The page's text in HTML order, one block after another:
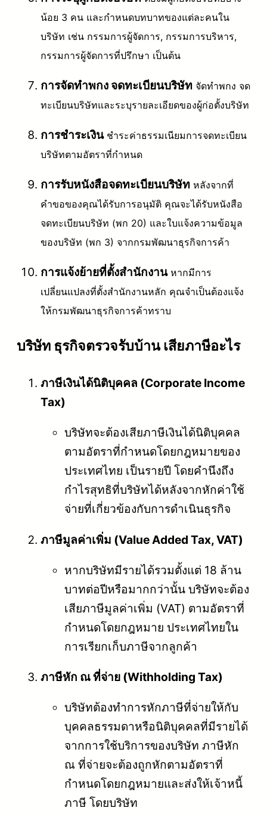
น้อย 3 คน และกำหนดบทบาทของแต่ละคนใน
บริษัท เช่น กรรมการผู้จัดการ, กรรมการบริหาร,
กรรมการผู้จัดการที่ปรึกษา เป็นต้น
การจัดทำพกง จดทะเบียนบริษัท จัดทำพกง จด
ทะเบียนบริษัทและระบุรายละเอียดของผู้ก่อตั้งบริษัท
การชำระเงิน ชำระค่าธรรมเนียมการจดทะเบียน
บริษัทตามอัตราที่กำหนด
การรับหนังสือจดทะเบียนบริษัท หลังจากที่
คำขอของคุณได้รับการอนุมัติ คุณจะได้รับหนังสือ
จดทะเบียนบริษัท (พก 20) และใบแจ้งความข้อมูล
ของบริษัท (พก 3) จากกรมพัฒนาธุรกิจการค้า
การแจ้งย้ายที่ตั้งสำนักงาน หากมีการ
เปลี่ยนแปลงที่ตั้งสำนักงานหลัก คุณจำเป็นต้องแจ้ง
ให้กรมพัฒนาธุรกิจการค้าทราบ
บริษัท ธุรกิจตรวจรับบ้าน เสียภาษีอะไร
ภาษีเงินได้นิติบุคคล (Corporate Income
Tax)
บริษัทจะต้องเสียภาษีเงินได้นิติบุคคล
ตามอัตราที่กำหนดโดยกฎหมายของ
ประเทศไทย เป็นรายปี โดยคำนึงถึง
กำไรสุทธิที่บริษัทได้หลังจากหักค่าใช้
จ่ายที่เกี่ยวข้องกับการดำเนินธุรกิจ
ภาษีมูลค่าเพิ่ม (Value Added Tax, VAT)
หากบริษัทมีรายได้รวมตั้งแต่ 18 ล้าน
บาทต่อปีหรือมากกว่านั้น บริษัทจะต้อง
เสียภาษีมูลค่าเพิ่ม (VAT) ตามอัตราที่
กำหนดโดยกฎหมาย ประเทศไทยใน
การเรียกเก็บภาษีจากลูกค้า
ภาษีหัก ณ ที่จ่าย (Withholding Tax)
บริษัทต้องทำการหักภาษีที่จ่ายให้กับ
บุคคลธรรมดาหรือนิติบุคคลที่มีรายได้
จากการใช้บริการของบริษัท ภาษีหัก
ณ ที่จ่ายจะต้องถูกหักตามอัตราที่
กำหนดโดยกฎหมายและส่งให้เจ้าหนี้
ภาษี โดยบริษัท